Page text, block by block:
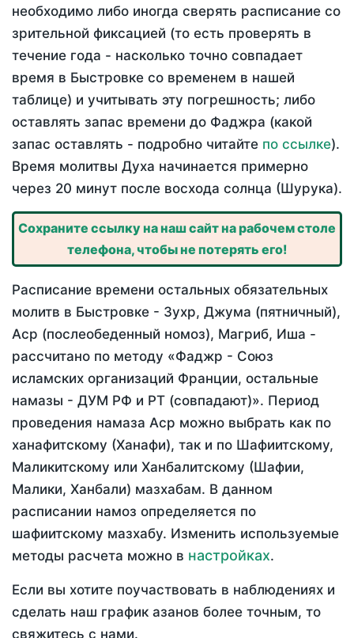
необходимо либо иногда сверять расписание со
зрительной фиксацией (то есть проверять в
течение года - насколько точно совпадает
время в Быстровке со временем в нашей
таблице) и учитывать эту погрешность; либо
оставлять запас времени до Фаджра (какой
запас оставлять - подробно читайте по ссылке).
Время молитвы Духа начинается примерно
через 20 минут после восхода солнца (Шурука).
Сохраните ссылку на наш сайт на рабочем столе
телефона, чтобы не потерять его!
Расписание времени остальных обязательных
молитв в Быстровке - Зухр, Джума (пятничный),
Аср (послеобеденный номоз), Магриб, Иша -
рассчитано по методу «Фаджр - Союз
исламских организаций Франции, остальные
намазы - ДУМ РФ и РТ (совпадают)». Период
проведения намаза Аср можно выбрать как по
ханафитскому (Ханафи), так и по Шафиитскому,
Маликитскому или Ханбалитскому (Шафии,
Малики, Ханбали) мазхабам. В данном
расписании намоз определяется по
шафиитскому мазхабу. Изменить используемые
методы расчета можно в настройках.
Если вы хотите поучаствовать в наблюдениях и
сделать наш график азанов более точным, то
свяжитесь с нами.